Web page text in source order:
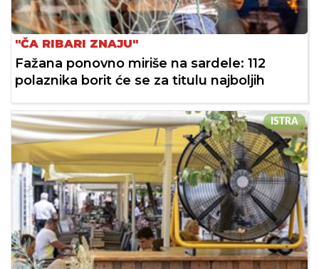
"ČA RIBARI ZNAJU"
Fažana ponovno miriše na sardele: 112
polaznika borit će se za titulu najboljih
ISTRA